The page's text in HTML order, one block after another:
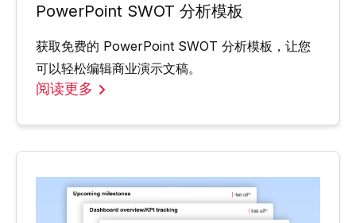
PowerPoint SWOT 分析模板
获取免费的 PowerPoint SWOT 分析模板，让您
可以轻松编辑商业演示文稿。
阅读更多